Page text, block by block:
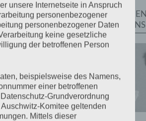
IN
unsere Internetseite in Anspruch
personenbezogener
personenbezogener Daten
keine gesetzliche
der betroffenen Person
beispielsweise des Namens,
einer betroffenen
Grundverordnung
Komitee geltenden
Mittels dieser